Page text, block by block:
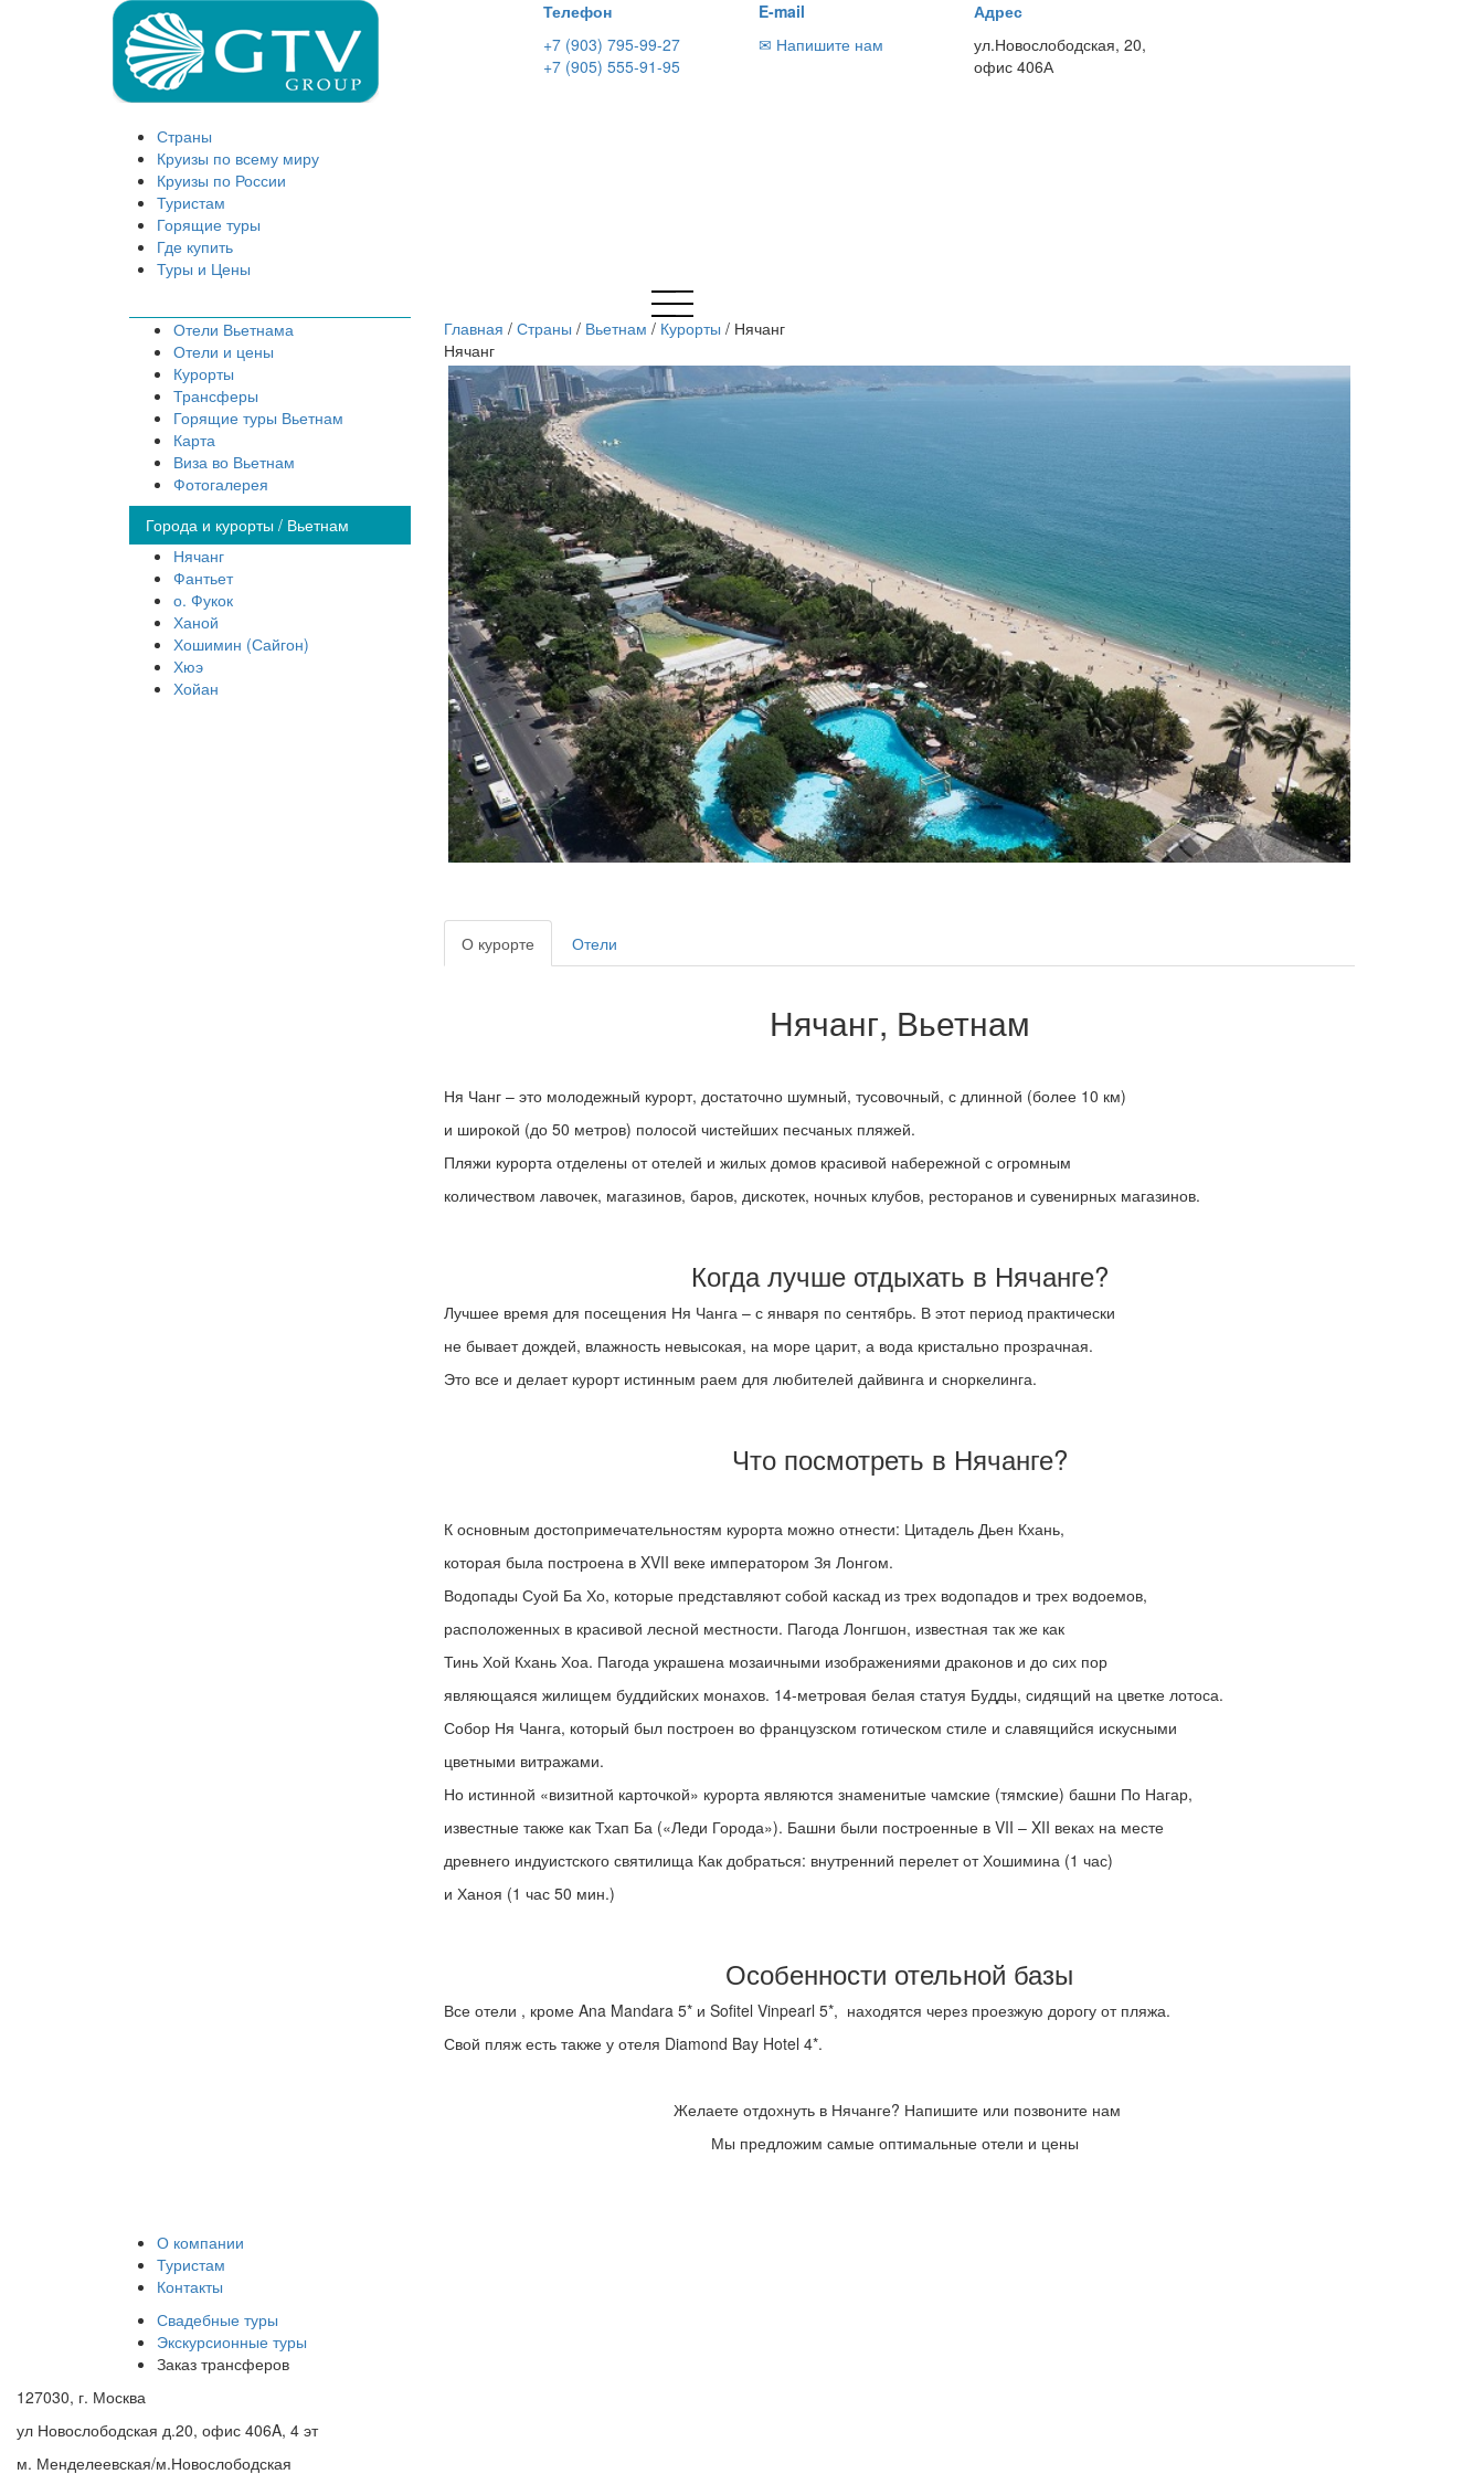
Телефон
+7 (903) 795-99-27
+7 (905) 555-91-95
E-mail
✉ Напишите нам
Адрес
ул.Новослободская, 20,
офис 406А
Страны
Круизы по всему миру
Круизы по России
Туристам
Горящие туры
Где купить
Туры и Цены
Главная / Страны / Вьетнам / Курорты / Нячанг
Нячанг
О курорте Отели
Нячанг, Вьетнам
Ня Чанг – это молодежный курорт, достаточно шумный, тусовочный, с длинной (более 10 км)
и широкой (до 50 метров) полосой чистейших песчаных пляжей.
Пляжи курорта отделены от отелей и жилых домов красивой набережной с огромным
количеством лавочек, магазинов, баров, дискотек, ночных клубов, ресторанов и сувенирных магазинов.
Когда лучше отдыхать в Нячанге?
Лучшее время для посещения Ня Чанга – с января по сентябрь. В этот период практически
не бывает дождей, влажность невысокая, на море царит, а вода кристально прозрачная.
Это все и делает курорт истинным раем для любителей дайвинга и сноркелинга.
Что посмотреть в Нячанге?
К основным достопримечательностям курорта можно отнести: Цитадель Дьен Кхань,
которая была построена в XVII веке императором Зя Лонгом.
Водопады Суой Ба Хо, которые представляют собой каскад из трех водопадов и трех водоемов,
расположенных в красивой лесной местности. Пагода Лонгшон, известная так же как
Тинь Хой Кхань Хоа. Пагода украшена мозаичными изображениями драконов и до сих пор
являющаяся жилищем буддийских монахов. 14-метровая белая статуя Будды, сидящий на цветке лотоса.
Собор Ня Чанга, который был построен во французском готическом стиле и славящийся искусными
цветными витражами.
Но истинной «визитной карточкой» курорта являются знаменитые чамские (тямские) башни По Нагар,
известные также как Тхап Ба («Леди Города»). Башни были построенные в VII – XII веках на месте
древнего индуистского святилища Как добраться: внутренний перелет от Хошимина (1 час)
и Ханоя (1 час 50 мин.)
Особенности отельной базы
Все отели , кроме Ana Mandara 5* и Sofitel Vinpearl 5*, находятся через проезжую дорогу от пляжа.
Свой пляж есть также у отеля Diamond Bay Hotel 4*.
Желаете отдохнуть в Нячанге? Напишите или позвоните нам
Мы предложим самые оптимальные отели и цены
Отели Вьетнама
Отели и цены
Курорты
Трансферы
Горящие туры Вьетнам
Карта
Виза во Вьетнам
Фотогалерея
Города и курорты / Вьетнам
Нячанг
Фантьет
о. Фукок
Ханой
Хошимин (Сайгон)
Хюэ
Хойан
О компании
Туристам
Контакты
Свадебные туры
Экскурсионные туры
Заказ трансферов
127030, г. Москва
ул Новослободская д.20, офис 406A, 4 эт
м. Менделеевская/м.Новослободская